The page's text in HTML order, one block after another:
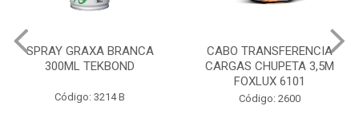
CABO TRANSFERENCIA
CARGAS CHUPETA 3,5M
Código: 2600
CHAVE DE RODA TIPO CRUZ
17X19X21X23 FOX 4513
Código: 2628